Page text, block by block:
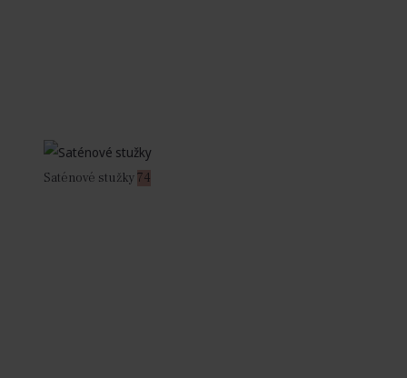
Saténové stužky74